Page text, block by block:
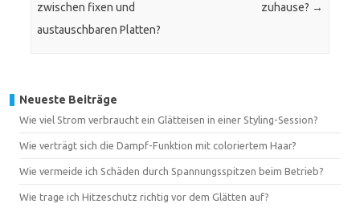
zwischen fixen und
austauschbaren Platten?
zuhause? →
Neueste Beiträge
Wie viel Strom verbraucht ein Glätteisen in einer Styling-Session?
Wie verträgt sich die Dampf-Funktion mit coloriertem Haar?
Wie vermeide ich Schäden durch Spannungsspitzen beim Betrieb?
Wie trage ich Hitzeschutz richtig vor dem Glätten auf?